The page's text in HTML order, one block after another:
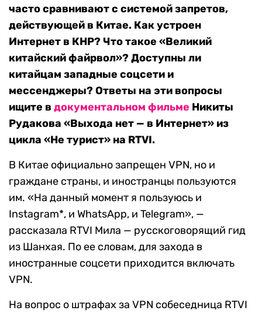
часто сравнивают с системой запретов,
действующей в Китае. Как устроен
Интернет в КНР? Что такое «Великий
китайский файрвол»? Доступны ли
китайцам западные соцсети и
мессенджеры? Ответы на эти вопросы
ищите в документальном фильме Никиты
Рудакова «Выхода нет — в Интернет» из
цикла «Не турист» на RTVI.
В Китае официально запрещен VPN, но и
граждане страны, и иностранцы пользуются
им. «На данный момент я пользуюсь и
Instagram*, и WhatsApp, и Telegram», —
рассказала RTVI Мила — русскоговорящий гид
из Шанхая. По ее словам, для захода в
иностранные соцсети приходится включать
VPN.
На вопрос о штрафах за VPN собеседница RTVI